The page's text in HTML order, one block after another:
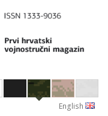
English